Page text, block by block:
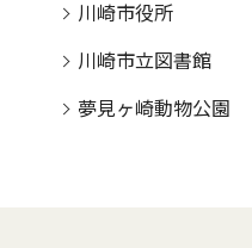
川崎市役所
川崎市立図書館
夢見ヶ崎動物公園